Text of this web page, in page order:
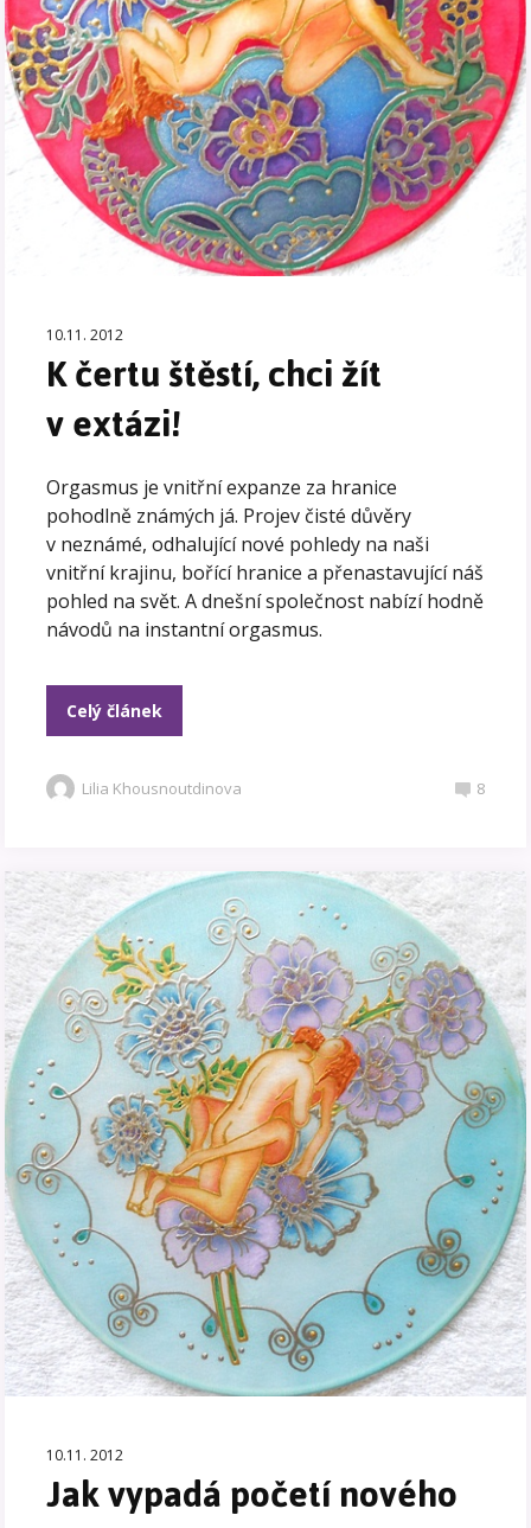
10.11. 2012
K čertu štěstí, chci žít
v extázi!
Orgasmus je vnitřní expanze za hranice
pohodlně známých já. Projev čisté důvěry
v neznámé, odhalující nové pohledy na naši
vnitřní krajinu, bořící hranice a přenastavující náš
pohled na svět. A dnešní společnost nabízí hodně
návodů na instantní orgasmus.
Celý článek
Lilia Khousnoutdinova 8
10.11. 2012
Jak vypadá početí nového